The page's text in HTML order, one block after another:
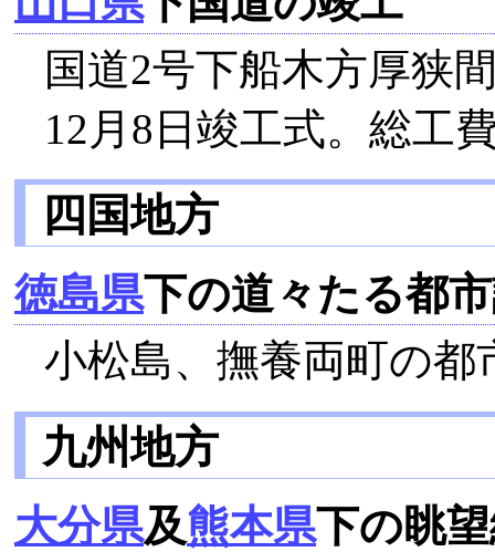
国道2号下船木方厚狭
12月8日竣工式。総工
四国地方
徳島県下の道々たる都
小松島、撫養両町の
九州地方
大分県及熊本県下の眺